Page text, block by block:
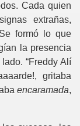
Cada quien
extrañas,
formó lo que
la presencia
“Freddy Alí
gritaba
encaramada,